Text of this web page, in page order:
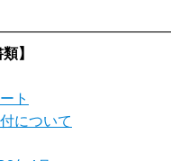
】
ト
について